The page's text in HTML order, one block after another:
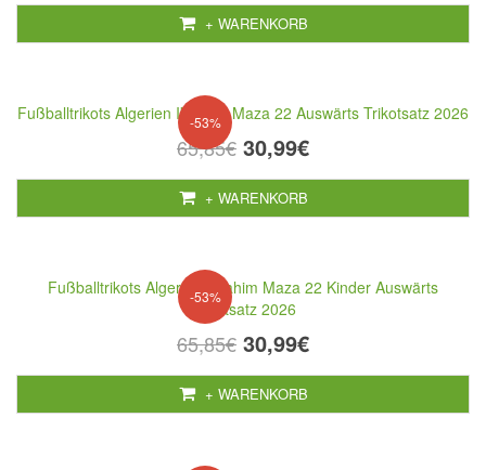
+ WARENKORB
-53%
Fußballtrikots Algerien Ibrahim Maza 22 Auswärts Trikotsatz 2026
65,85€ 30,99€
+ WARENKORB
-53%
Fußballtrikots Algerien Ibrahim Maza 22 Kinder Auswärts
Trikotsatz 2026
65,85€ 30,99€
+ WARENKORB